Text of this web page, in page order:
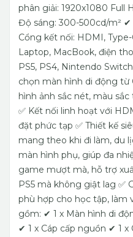
phân giải: 1920x1080 Full
Độ sáng: 300-500cd/m² ✔
Cổng kết nối: HDMI,
Laptop, MacBook, điện
PS5, PS4, Nintendo
chọn màn hình di động từ
hình ảnh sắc nét, màu
✅ Kết nối linh hoạt với
đặt phức tạp ✅ Thiết kế
mang theo khi đi làm, du
màn hình phụ, giúp đa
game mượt mà, hỗ trợ
PS5 mà không giật lag ✅
phù hợp cho học tập, làm
gồm: ✔ 1 x Màn hình di
✔ 1 x Cáp cấp nguồn ✔ 1 x